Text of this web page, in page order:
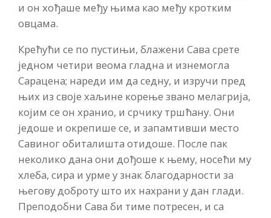
и он хођаше међу њима као међу кротким
овцама.
Крећући се по пустињи, блажени Сава срете
једном четири веома гладна и изнемогла
Сарацена; нареди им да седну, и изручи пред
њих из своје хаљине корење звано мелагрија,
којим се он хранио, и срчику тршћану. Они
једоше и окрепише се, и запамтивши место
Савиног обиталишта отидоше. После пак
неколико дана они дођоше к њему, носећи му
хлеба, сира и урме у знак благодарности за
његову доброту што их нахрани у дан глади.
Преподобни Сава би тиме потресен, и са